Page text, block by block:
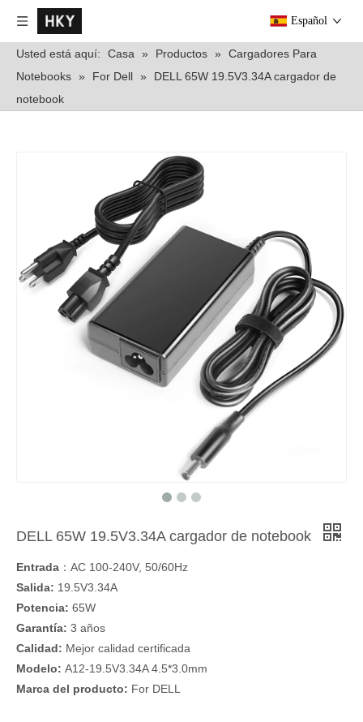
Español
Usted está aquí: Casa » Productos » Cargadores Para
Notebooks » For Dell »
DELL 65W 19.5V3.34A cargador de
notebook
DELL 65W 19.5V3.34A cargador de notebook
Entrada ：AC 100-240V, 50/60Hz
Salida: 19.5V3.34A
Potencia: 65W
Garantía: 3 años
Calidad: Mejor calidad certificada
Modelo: A12-19.5V3.34A 4.5*3.0mm
Marca del producto: For DELL